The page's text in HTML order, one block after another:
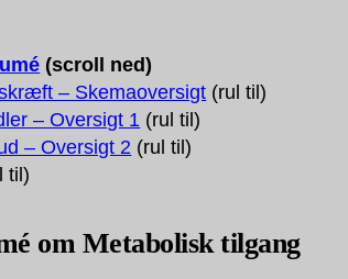
(scroll ned)
– Skemaoversigt (rul til)
– Oversigt 1 (rul til)
– Oversigt 2 (rul til)
til)
om Metabolisk tilgang